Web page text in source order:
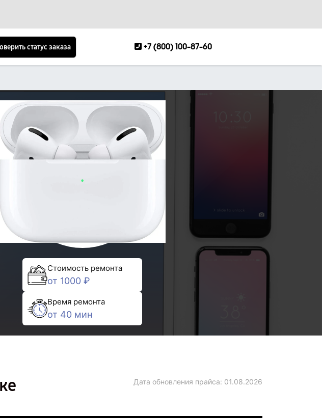
статус заказа +7 (800) 100-87-60
Стоимость ремонта
от 1000 ₽
Время ремонта
от 40 мин
Дата обновления прайса: 01.08.2026